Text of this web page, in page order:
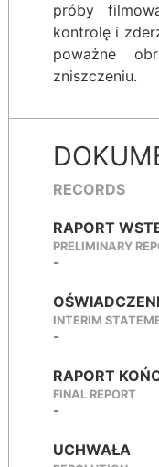
próby
kontrolę i
poważne
zniszczeniu.
RECORDS
RAPORT
PRELIMINARY
-
INTERIM
-
RAPORT
FINAL REPORT
-
UCHWAŁA